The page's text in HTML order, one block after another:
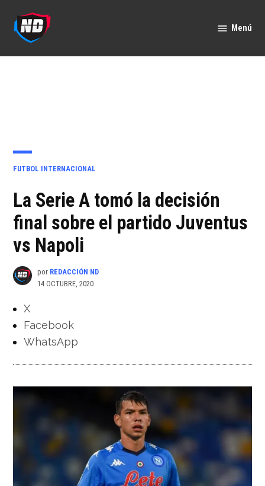
contenido
Menú
PUBLICADO
FUTBOL INTERNACIONAL
La Serie A tomó la decisión
final sobre el partido Juventus
vs Napoli
por REDACCIÓN ND
14 OCTUBRE, 2020
X
Facebook
WhatsApp